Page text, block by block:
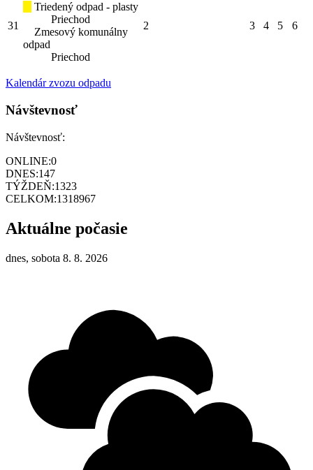
31
Triedený odpad - plasty
Priechod
Zmesový komunálny
odpad
Priechod
2 3 4 5 6
Kalendár zvozu odpadu
Návštevnosť
Návštevnosť:
ONLINE:0
DNES:147
TÝŽDEŇ:1323
CELKOM:1318967
Aktuálne počasie
dnes, sobota 8. 8. 2026